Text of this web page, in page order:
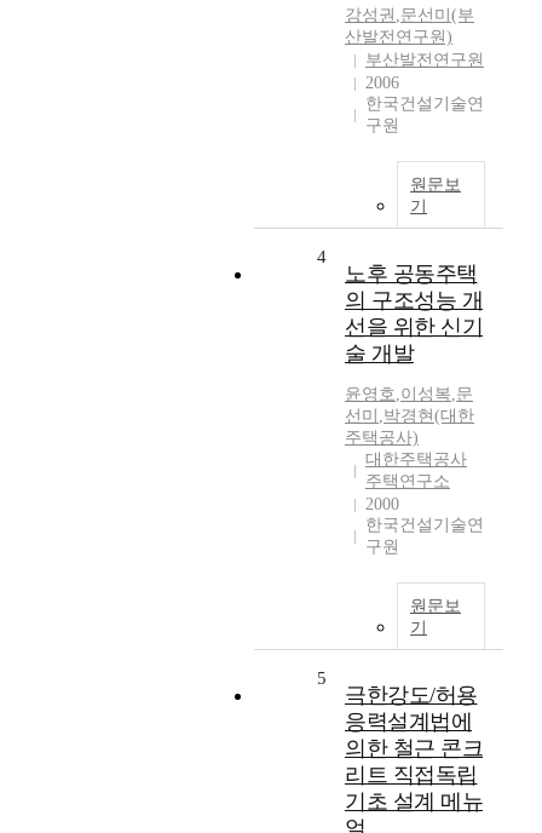
강성권 ,문선미(부
산발전연구원)
부산발전연구원
2006
한국건설기술연
구원
원문보
기
4
노후 공동주택
의 구조성능 개
선을 위한 신기
술 개발
윤영호,이성복,문
선미 ,박경현(대한
주택공사)
대한주택공사
주택연구소
2000
한국건설기술연
구원
원문보
기
5
극한강도/허용
응력설계법에
의한 철근 콘크
리트 직접독립
기초 설계 메뉴